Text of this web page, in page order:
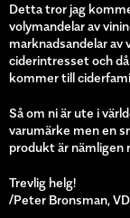
Detta tror jag
volymandelar av
marknadsandelar
ciderintresset och
kommer till
Så om ni är ute i
varumärke men en
produkt är nämligen
Trevlig helg!
/Peter Bronsman,